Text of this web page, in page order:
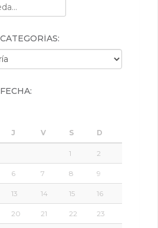
J V S D
1 2
6 7 8 9
13 14 15 16
20 21 22 23